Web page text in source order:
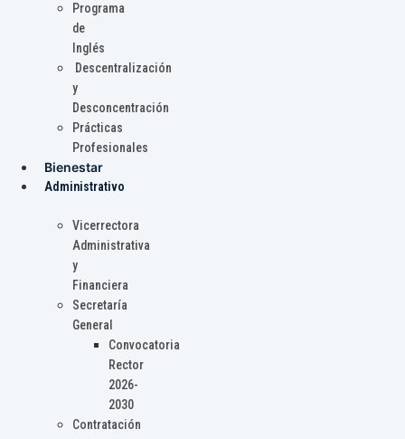
Programa
de
Inglés
Descentralización
y
Desconcentración
Prácticas
Profesionales
Bienestar
Administrativo
Vicerrectora
Administrativa
y
Financiera
Secretaría
General
Convocatoria
Rector
2026-
2030
Contratación